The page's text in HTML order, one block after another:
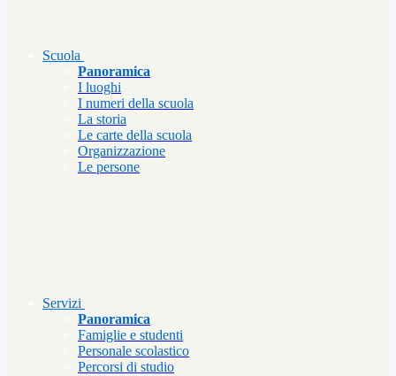
Scuola
Panoramica
I luoghi
I numeri della scuola
La storia
Le carte della scuola
Organizzazione
Le persone
Servizi
Panoramica
Famiglie e studenti
Personale scolastico
Percorsi di studio